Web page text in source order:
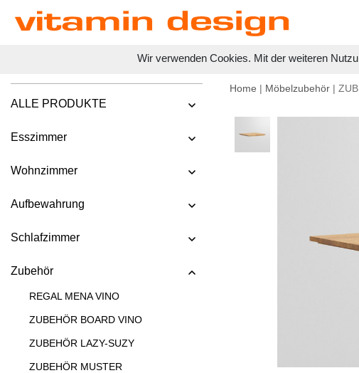
Wir verwenden Cookies. Mit der weiteren
ALLE PRODUKTE
Esszimmer
Wohnzimmer
Aufbewahrung
Schlafzimmer
Zubehör
REGAL MENA VINO
ZUBEHÖR BOARD VINO
ZUBEHÖR LAZY-SUZY
ZUBEHÖR MUSTER
Home | Möbelzubehör |